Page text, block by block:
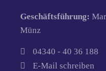
Geschäftsführung:
Münz
04340 - 40 36 188
E-Mail schreiben